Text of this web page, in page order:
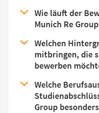
Wie läuft der
Munich Re
Welchen
mitbringen, die
bewerben
Welche
Group